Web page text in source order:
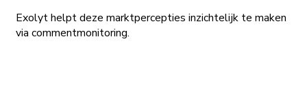
Exolyt helpt deze marktpercepties inzichtelijk te maken
via commentmonitoring.